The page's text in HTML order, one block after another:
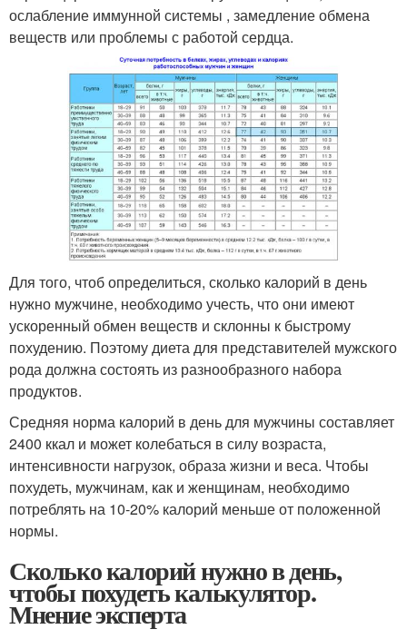
ослабление иммунной системы , замедление обмена
веществ или проблемы с работой сердца.
Для того, чтоб определиться, сколько калорий в день
нужно мужчине, необходимо учесть, что они имеют
ускоренный обмен веществ и склонны к быстрому
похудению. Поэтому диета для представителей мужского
рода должна состоять из разнообразного набора
продуктов.
Средняя норма калорий в день для мужчины составляет
2400 ккал и может колебаться в силу возраста,
интенсивности нагрузок, образа жизни и веса. Чтобы
похудеть, мужчинам, как и женщинам, необходимо
потреблять на 10-20% калорий меньше от положенной
нормы.
Сколько калорий нужно в день,
чтобы похудеть калькулятор.
Мнение эксперта